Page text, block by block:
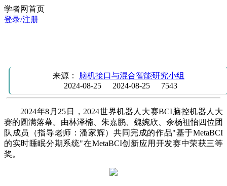
学者网首页
登录/注册
来源： 脑机接口与混合智能研究小组
2024-08-25
2024-08-25 7543
2024年8月25日，2024世界机器人大赛BCI脑控机器人大
赛的圆满落幕。由林泽楠、朱嘉鹏、魏婉欣、余杨祖怡四位团
队成员（指导老师：潘家辉）共同完成的作品"基于MetaBCI
的实时睡眠分期系统"在MetaBCI创新应用开发赛中荣获三等
奖。